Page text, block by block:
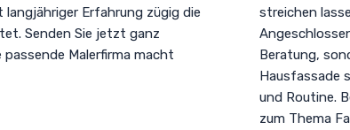
Erfahrung zügig die
Senden Sie jetzt ganz
passende Malerfirma macht
streichen
Beratung,
Hausfassade
und Routine.
zum Thema